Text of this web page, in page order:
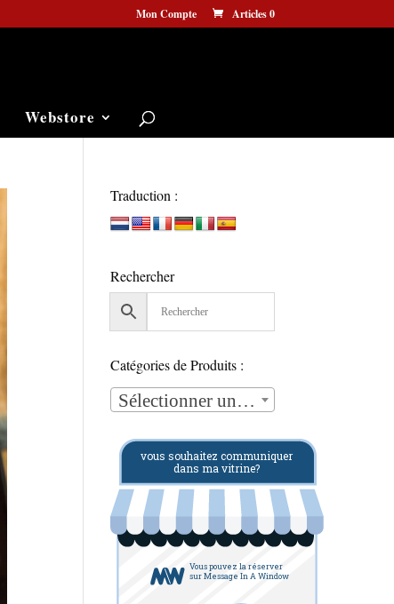
Mon Compte Articles 0
Webstore
Traduction :
Rechercher
Catégories de Produits :
Sélectionner une catégorie
vous souhaitez communiquer
dans ma vitrine?
Vous pouvez la réserver
sur Message In A Window